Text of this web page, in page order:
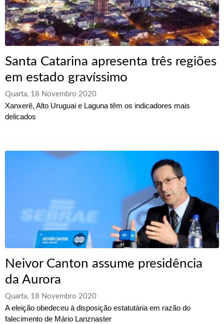
Santa Catarina apresenta três regiões
em estado gravíssimo
Quarta, 18 Novembro 2020
Xanxerê, Alto Uruguai e Laguna têm os indicadores mais
delicados
Neivor Canton assume presidência
da Aurora
Quarta, 18 Novembro 2020
A eleição obedeceu à disposição estatutária em razão do
falecimento de Mário Lanznaster